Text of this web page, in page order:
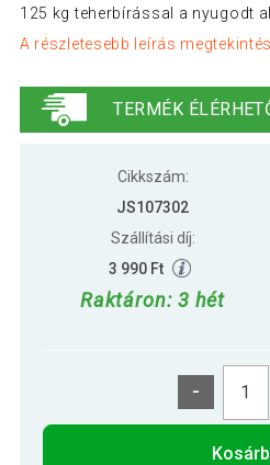
125 kg teherbírással a nyugodt
A részletesebb leírás
TERMÉK
Cikkszám:
JS107302
Szállítási díj:
3 990 Ft
Raktáron: 3 hét
-